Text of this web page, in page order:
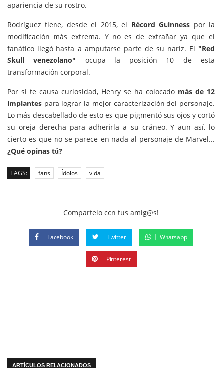
apariencia de su rostro.
Rodríguez tiene, desde el 2015, el Récord Guinness por la
modificación más extrema. Y no es de extrañar ya que el
fanático llegó hasta a amputarse parte de su nariz. El "Red
Skull venezolano" ocupa la posición 10 de esta
transformación corporal.
Por si te causa curiosidad, Henry se ha colocado más de 12
implantes para lograr la mejor caracterización del personaje.
Lo más descabellado de esto es que pigmentó sus ojos y cortó
su oreja derecha para adherirla a su cráneo. Y aun así, lo
cierto es que no se parece en nada al personaje de Marvel...
¿Qué opinas tú?
TAGS: fans Ídolos vida
Compartelo con tus amig@s!
Facebook Twitter Whatsapp
Pinterest
ARTÍCULOS RELACIONADOS